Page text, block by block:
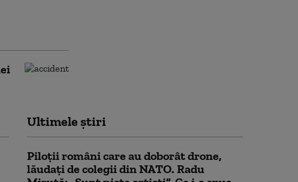
Ultimele știri
Piloții români care au doborât drone,
lăudați de colegii din NATO. Radu